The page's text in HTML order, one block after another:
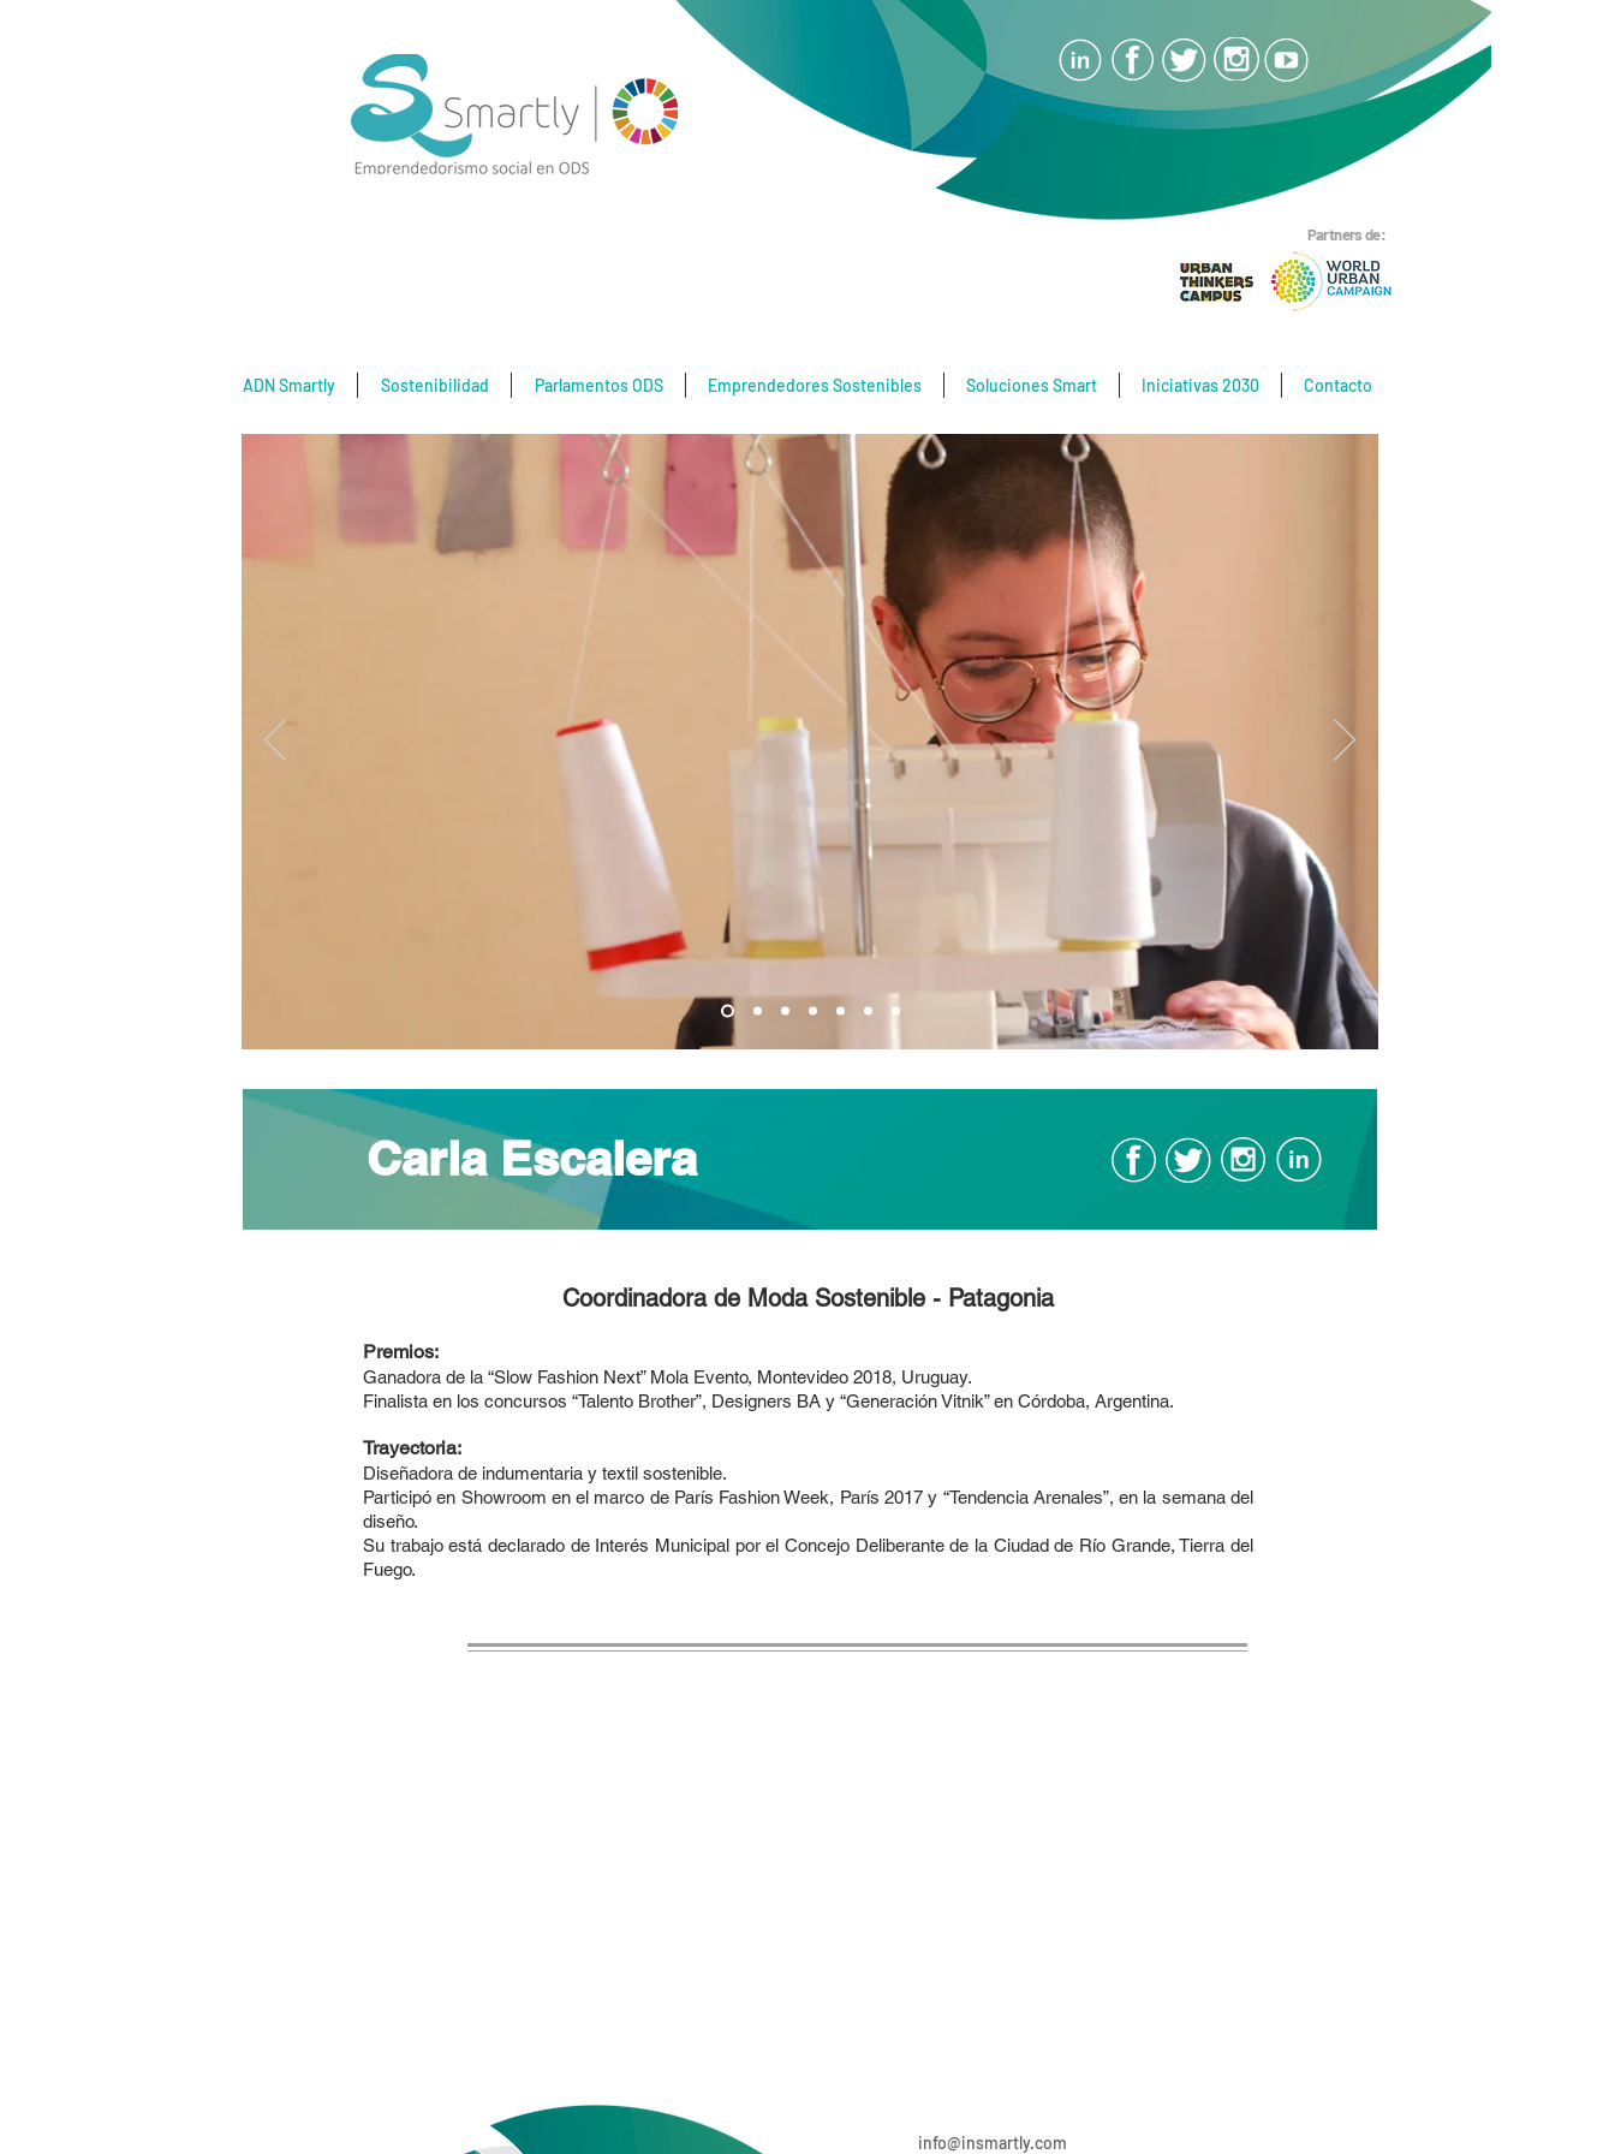
Partners de:
ADN Smartly Sostenibilidad Parlamentos ODS Emprendedores Sostenibles Soluciones Smart Iniciativas 2030 Contacto
Carla Escalera
Coordinadora de Moda Sostenible - Patagonia
Premios:
Ganadora de la “Slow Fashion Next” Mola Evento, Montevideo 2018, Uruguay.
Finalista en los concursos “Talento Brother”, Designers BA y “Generación Vitnik” en Córdoba, Argentina.
Trayectoria:
Diseñadora de indumentaria y textil sostenible.
Participó en Showroom en el marco de París Fashion Week, París 2017 y “Tendencia Arenales”, en la semana del
diseño.
Su trabajo está declarado de Interés Municipal por el Concejo Deliberante de la Ciudad de Río Grande, Tierra del
Fuego.
info@insmartly.com